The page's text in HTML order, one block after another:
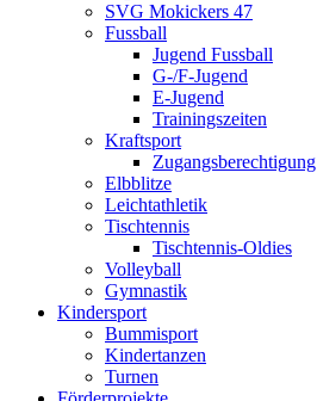
SVG Mokickers 47
Fussball
Jugend Fussball
G-/F-Jugend
E-Jugend
Trainingszeiten
Kraftsport
Zugangsberechtigung
Elbblitze
Leichtathletik
Tischtennis
Tischtennis-Oldies
Volleyball
Gymnastik
Kindersport
Bummisport
Kindertanzen
Turnen